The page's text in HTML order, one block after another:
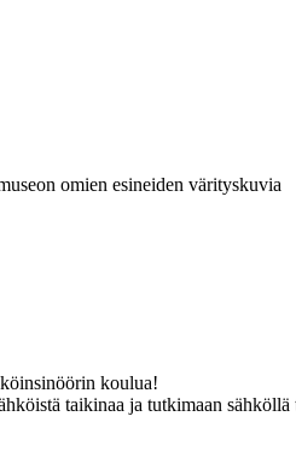
omien esineiden värityskuvia
koulua!
taikinaa ja tutkimaan